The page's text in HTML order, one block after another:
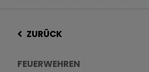
ZURÜCK
FEUERWEHREN